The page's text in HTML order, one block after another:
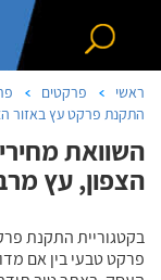
ראשי פרקטים
התקנת פרקט עץ באזור
השוואת
הצפון, עץ
בקטגוריית התקנת
פרקט טבעי בין אם